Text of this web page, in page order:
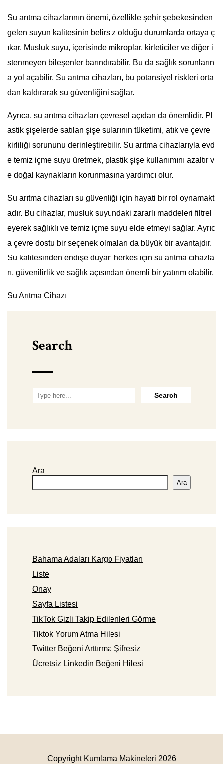
Su arıtma cihazlarının önemi, özellikle şehir şebekesinden
gelen suyun kalitesinin belirsiz olduğu durumlarda ortaya ç
ıkar. Musluk suyu, içerisinde mikroplar, kirleticiler ve diğer i
stenmeyen bileşenler barındırabilir. Bu da sağlık sorunların
a yol açabilir. Su arıtma cihazları, bu potansiyel riskleri orta
dan kaldırarak su güvenliğini sağlar.
Ayrıca, su arıtma cihazları çevresel açıdan da önemlidir. Pl
astik şişelerde satılan şişe sularının tüketimi, atık ve çevre
kirliliği sorununu derinleştirebilir. Su arıtma cihazlarıyla evd
e temiz içme suyu üretmek, plastik şişe kullanımını azaltır v
e doğal kaynakların korunmasına yardımcı olur.
Su arıtma cihazları su güvenliği için hayati bir rol oynamakt
adır. Bu cihazlar, musluk suyundaki zararlı maddeleri filtrel
eyerek sağlıklı ve temiz içme suyu elde etmeyi sağlar. Ayrıc
a çevre dostu bir seçenek olmaları da büyük bir avantajdır.
Su kalitesinden endişe duyan herkes için su arıtma cihazla
rı, güvenilirlik ve sağlık açısından önemli bir yatırım olabilir.
Su Arıtma Cihazı
Search
Ara
Ara
Bahama Adaları Kargo Fiyatları
Liste
Onay
Sayfa Listesi
TikTok Gizli Takip Edilenleri Görme
Tiktok Yorum Atma Hilesi
Twitter Beğeni Arttırma Şifresiz
Ücretsiz Linkedin Beğeni Hilesi
Copyright Kumlama Makineleri 2026